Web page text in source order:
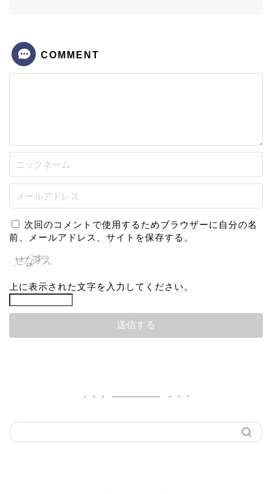
COMMENT
次回のコメントで使用するためブラウザーに自分の名
前、メールアドレス、サイトを保存する。
上に表示された文字を入力してください。